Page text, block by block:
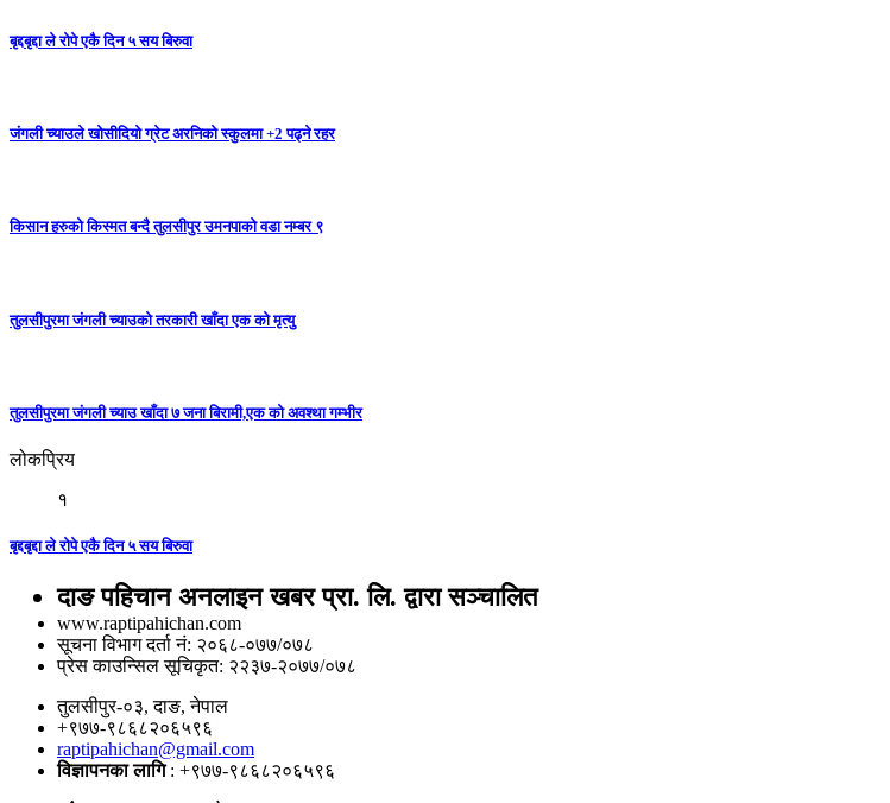
बृद्दबृद्दा ले रोपे एकै दिन ५ सय बिरुवा
जंगली च्याउले खोसीदियो ग्रेट अरनिको स्कुलमा +2 पढ्ने रहर
किसान हरुको किस्मत बन्दै तुलसीपुर उमनपाको वडा नम्बर ९
तुलसीपुरमा जंगली च्याउको तरकारी खाँदा एक को मृत्यु
तुलसीपुरमा जंगली च्याउ खाँदा ७ जना बिरामी,एक को अवश्था गम्भीर
लोकप्रिय
१
बृद्दबृद्दा ले रोपे एकै दिन ५ सय बिरुवा
दाङ पहिचान अनलाइन खबर प्रा. लि. द्वारा सञ्चालित
www.raptipahichan.com
सूचना विभाग दर्ता नं: २०६८-०७७/०७८
प्रेस काउन्सिल सूचिकृत: २२३७-२०७७/०७८
तुलसीपुर-०३, दाङ, नेपाल
+९७७-९८६८२०६५९६
raptipahichan@gmail.com
विज्ञापनका लागि: +९७७-९८६८२०६५९६